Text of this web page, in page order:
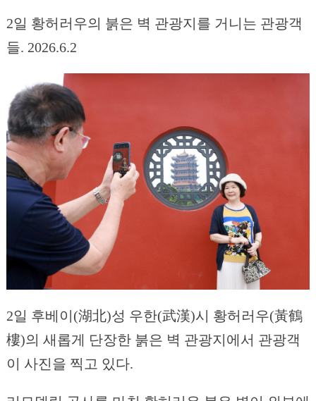
2일 황허러우의 붉은 벽 관광지를 거니는 관광객
들. 2026.6.2
2일 후베이(湖北)성 우한(武漢)시 황허러우(黃鶴
樓)의 새롭게 단장한 붉은 벽 관광지에서 관광객
이 사진을 찍고 있다.